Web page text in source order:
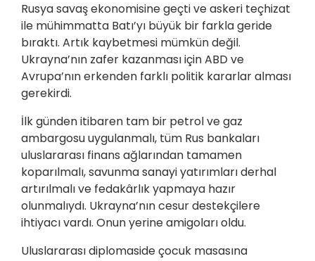
Rusya savaş ekonomisine geçti ve askeri teçhizat
ile mühimmatta Batı’yı büyük bir farkla geride
bıraktı. Artık kaybetmesi mümkün değil.
Ukrayna’nın zafer kazanması için ABD ve
Avrupa’nın erkenden farklı politik kararlar alması
gerekirdi.
İlk günden itibaren tam bir petrol ve gaz
ambargosu uygulanmalı, tüm Rus bankaları
uluslararası finans ağlarından tamamen
koparılmalı, savunma sanayi yatırımları derhal
artırılmalı ve fedakârlık yapmaya hazır
olunmalıydı. Ukrayna’nın cesur destekçilere
ihtiyacı vardı. Onun yerine amigoları oldu.
Uluslararası diplomaside çocuk masasına